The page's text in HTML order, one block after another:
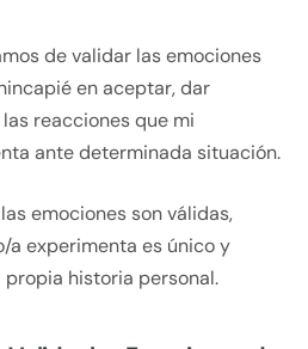
de validar las emociones
en aceptar, dar
reacciones que mi
ante determinada situación.
emociones son válidas,
a experimenta es único y
historia personal.